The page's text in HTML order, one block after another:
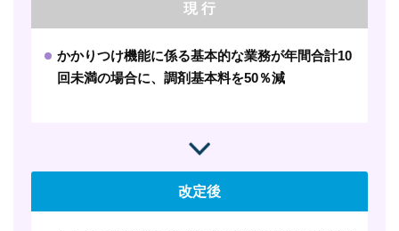
現 行
かかりつけ機能に係る基本的な業務が年間合計10
回未満の場合に、調剤基本料を50％減
改定後